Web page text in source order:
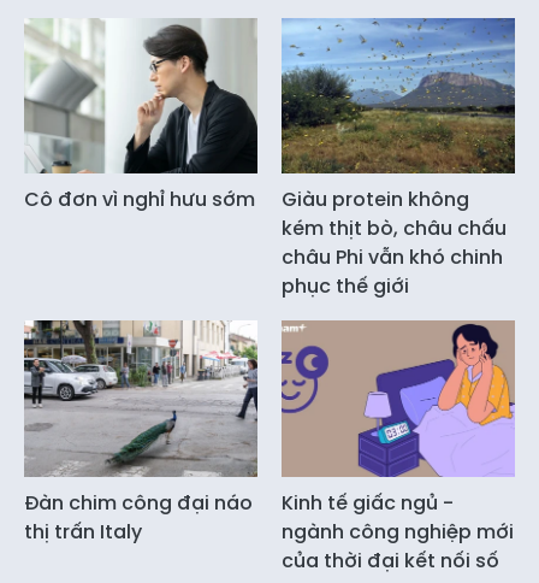
Cô đơn vì nghỉ hưu sớm
Giàu protein không
kém thịt bò, châu chấu
châu Phi vẫn khó chinh
phục thế giới
Đàn chim công đại náo
thị trấn Italy
Kinh tế giấc ngủ -
ngành công nghiệp mới
của thời đại kết nối số